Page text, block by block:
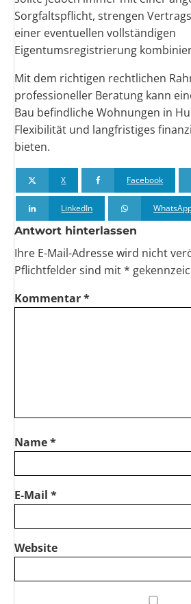
Sorgfaltspflicht, strengen
einer eventuellen vollständigen
Eigentumsregistrierung
Mit dem richtigen rechtlichen
professioneller Beratung kann
Bau befindliche Wohnungen in
Flexibilität und langfristiges
bieten.
X Facebook
LinkedIn
Antwort hinterlassen
Ihre E-Mail-Adresse wird nicht
Pflichtfelder sind mit *
Kommentar*
Name*
E-Mail *
Website